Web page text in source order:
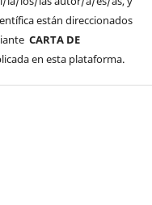
están direccionados
CARTA DE
en esta plataforma.